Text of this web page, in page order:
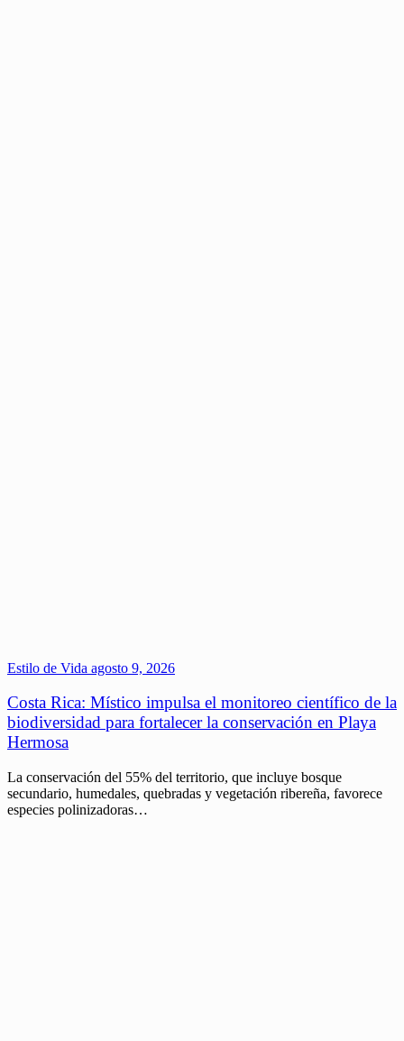
Estilo de Vida agosto 9, 2026
Costa Rica: Místico impulsa el monitoreo científico de la
biodiversidad para fortalecer la conservación en Playa
Hermosa
La conservación del 55% del territorio, que incluye bosque
secundario, humedales, quebradas y vegetación ribereña, favorece
especies polinizadoras…